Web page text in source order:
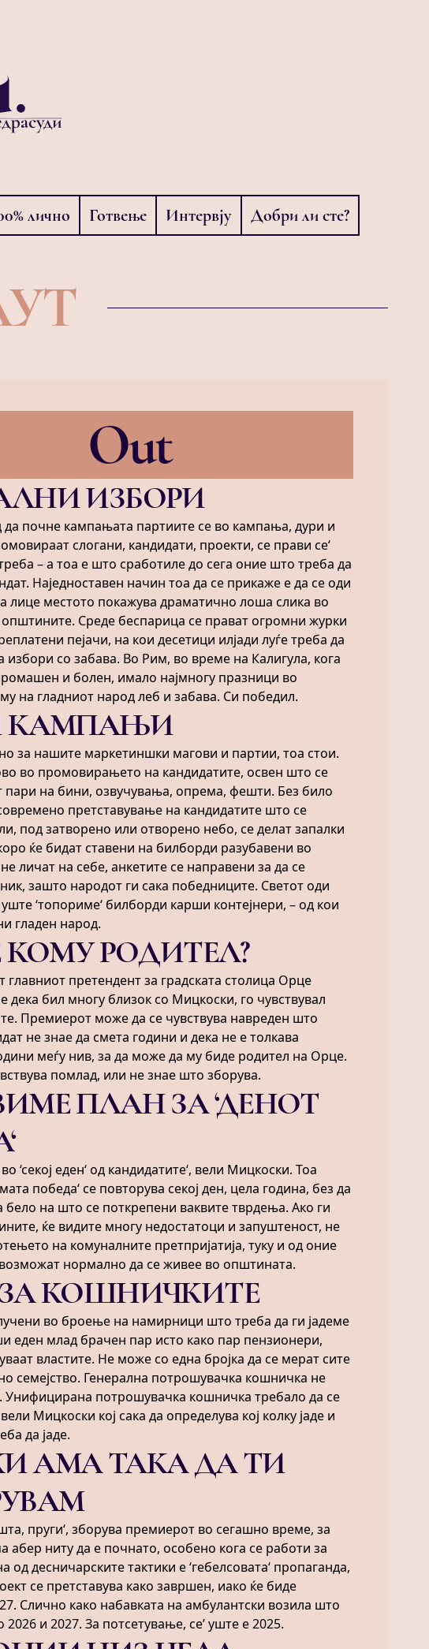
лично Готвење Интервју Добри ли сте?
Out
ИЗБОРИ
да почне кампањата партиите се во кампања, дури и
слогани, кандидати, проекти, се прави се‘
– а тоа е што сработиле до сега оние што треба да
Наједноставен начин тоа да се прикаже е да се оди
лице местото покажува драматично лоша слика во
општините. Среде беспарица се прават огромни журки
пејачи, на кои десетици илјади луѓе треба да
избори со забава. Во Рим, во време на Калигула, кога
и болен, имало најмногу празници во
му на гладниот народ леб и забава. Си победил.
КАМПАЊИ
за нашите маркетиншки магови и партии, тоа стои.
во промовирањето на кандидатите, освен што се
пари на бини, озвучувања, опрема, фешти. Без било
претставување на кандидатите што се
под затворено или отворено небо, се делат запалки
ќе бидат ставени на билборди разубавени во
личат на себе, анкетите се направени за да се
зашто народот ги сака победниците. Светот оди
уште ‘топориме‘ билборди карши контејнери, – од кои
гладен народ.
КОМУ РОДИТЕЛ?
главниот претендент за градската столица Орце
дека бил многу близок со Мицкоски, го чувствувал
Премиерот може да се чувствува навреден што
не знае да смета години и дека не е толкава
меѓу нив, за да може да му биде родител на Орце.
помлад, или не знае што зборува.
ПЛАН ЗА ‘ДЕНОТ
‘секој еден‘ од кандидатите‘, вели Мицкоски. Тоа
победа‘ се повторува секој ден, цела година, без да
бело на што се поткрепени ваквите тврдења. Ако ги
ќе видите многу недостатоци и запуштеност, не
на комуналните претпријатија, туку и од оние
нормално да се живее во општината.
КОШНИЧКИТЕ
во броење на намирници што треба да ги јадеме
еден млад брачен пар исто како пар пензионери,
властите. Не може со една бројка да се мерат сите
семејство. Генерална потрошувачка кошничка не
потрошувачка кошничка требало да се
Мицкоски кој сака да определува кој колку јаде и
да јаде.
АМА ТАКА ДА ТИ
пруги‘, зборува премиерот во сегашно време, за
ниту да е почнато, особено кога се работи за
од десничарските тактики е ‘гебелсовата‘ пропаганда,
се претставува како завршен, иако ќе биде
Слично како набавката на амбулантски возила што
2026 и 2027. За потсетување, се’ уште е 2025.